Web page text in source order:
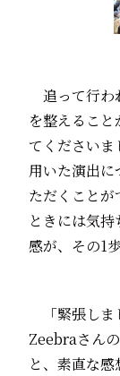
追って行わ
を整えるこ
てください
用いた演出
ただくこと
ときには気
感が、その1
「緊張しま
Zeebraさん
と、素直な